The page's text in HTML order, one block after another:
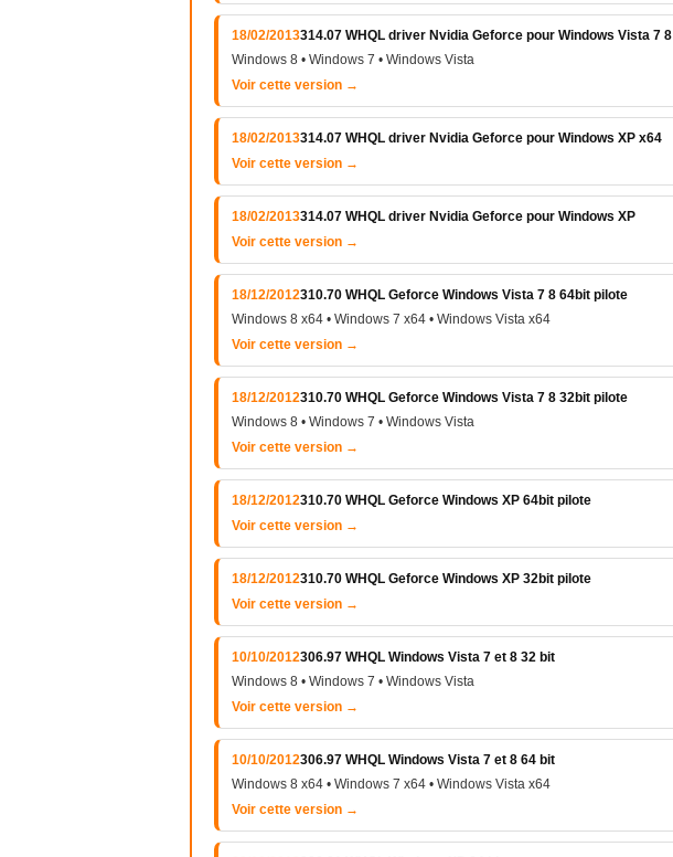
18/02/2013314.07 WHQL driver Nvidia Geforce pour Windows Vista 7 8
Windows 8 • Windows 7 • Windows Vista
Voir cette version →
18/02/2013314.07 WHQL driver Nvidia Geforce pour Windows XP x64
Voir cette version →
18/02/2013314.07 WHQL driver Nvidia Geforce pour Windows XP
Voir cette version →
18/12/2012310.70 WHQL Geforce Windows Vista 7 8 64bit pilote
Windows 8 x64 • Windows 7 x64 • Windows Vista x64
Voir cette version →
18/12/2012310.70 WHQL Geforce Windows Vista 7 8 32bit pilote
Windows 8 • Windows 7 • Windows Vista
Voir cette version →
18/12/2012310.70 WHQL Geforce Windows XP 64bit pilote
Voir cette version →
18/12/2012310.70 WHQL Geforce Windows XP 32bit pilote
Voir cette version →
10/10/2012306.97 WHQL Windows Vista 7 et 8 32 bit
Windows 8 • Windows 7 • Windows Vista
Voir cette version →
10/10/2012306.97 WHQL Windows Vista 7 et 8 64 bit
Windows 8 x64 • Windows 7 x64 • Windows Vista x64
Voir cette version →